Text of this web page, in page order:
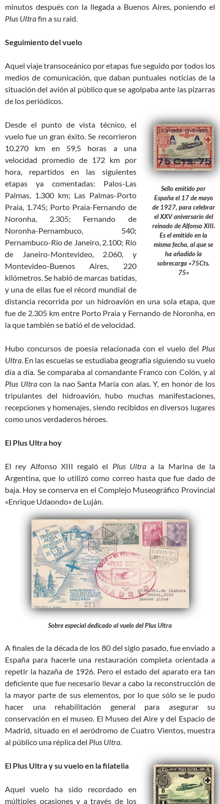
minutos después con la llegada a Buenos Aires, poniendo el
Plus Ultrafin a su raid.
Seguimiento del vuelo
Aquel viaje transoceánico por etapas fue seguido por todos los
medios de comunicación, que daban puntuales noticias de la
situación del avión al público que se agolpaba ante las pizarras
de los periódicos.
Sello emitido por
España el 17 de mayo
de 1927, para celebrar
el XXV aniversario del
reinado de Alfonso XIII.
Es el emitido en la
misma fecha, al que se
ha añadido la
sobrecarga «75Cts.
75»
Desde el punto de vista técnico, el
vuelo fue un gran éxito. Se recorrieron
10.270 km en 59,5 horas a una
velocidad promedio de 172 km por
hora, repartidos en las siguientes
etapas ya comentadas: Palos-Las
Palmas, 1.300 km; Las Palmas-Porto
Praia, 1.745; Porto Praia-Fernando de
Noronha, 2.305; Fernando de
Noronha-Pernambuco, 540;
Pernambuco-Río de Janeiro, 2.100; Rio
de Janeiro-Montevideo, 2.060, y
Montevideo-Buenos Aires, 220
kilómetros. Se habló de marcas batidas,
y una de ellas fue el récord mundial de
distancia recorrida por un hidroavión en una sola etapa, que
fue de 2.305 km entre Porto Praia y Fernando de Noronha, en
la que también se batió el de velocidad.
Hubo concursos de poesía relacionada con el vuelo del Plus
Ultra . En las escuelas se estudiaba geografía siguiendo su vuelo
día a día. Se comparaba al comandante Franco con Colón, y al
Plus Ultracon la nao Santa María con alas. Y, en honor de los
tripulantes del hidroavión, hubo muchas manifestaciones,
recepciones y homenajes, siendo recibidos en diversos lugares
como unos verdaderos héroes.
El Plus Ultra hoy
El rey Alfonso XIII regaló el Plus Ultraa la Marina de la
Argentina, que lo utilizó como correo hasta que fue dado de
baja. Hoy se conserva en el Complejo Museográfico Provincial
«Enrique Udaondo» de Luján.
Sobre especial dedicado al vuelo del Plus Ultra
A finales de la década de los 80 del siglo pasado, fue enviado a
España para hacerle una restauración completa orientada a
repetir la hazaña de 1926. Pero el estado del aparato era tan
deficiente que fue necesario llevar a cabo la reconstrucción de
la mayor parte de sus elementos, por lo que sólo se le pudo
hacer una rehabilitación general para asegurar su
conservación en el museo. El Museo del Aire y del Espacio de
Madrid, situado en el aeródromo de Cuatro Vientos, muestra
al público una réplica del Plus Ultra.
El Plus Ultra y su vuelo en la filatelia
Aquel vuelo ha sido recordado en
múltiples ocasiones y a través de los